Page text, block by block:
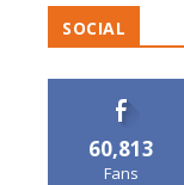
SOCIAL
60,813
Fans